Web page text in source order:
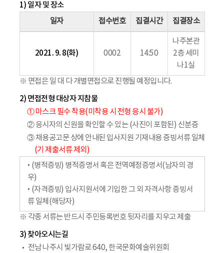
1) 일자 및 장소
일자 접수번호 집결시간 집결장소
2021. 9. 8(화) 0002 14:50
나주본관
2층 세미
나1실
※ 면접은 일 대 다 개별면접으로 진행될 예정입니다.
2) 면접전형 대상자 지참물
① 마스크 필수 착용(미착용 시 전형 응시 불가)
② 응시자의 신원을 확인할 수 있는 (사진이 포함된) 신분증
③ 채용공고문 상에 안내된 입사지원 기재내용 증빙서류 일체
(기 제출서류 제외)
‣ (병적증빙) 병적증명서 혹은 전역예정증명서(남자의 경
우)
‣ (자격증빙) 입사지원서에 기입한 그 외 자격사항 증빙서
류 일체(해당자)
※ 각종 서류는 반드시 주민등록번호 뒷자리를 지우고 제출
3) 찾아오시는길
전남 나주시 빛가람로 640, 한국문화예술위원회